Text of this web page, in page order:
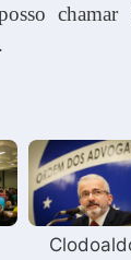
chamar